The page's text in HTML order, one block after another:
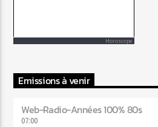
Horoscope
Emissions à venir
Web-Radio-Années 100% 80s
07:00